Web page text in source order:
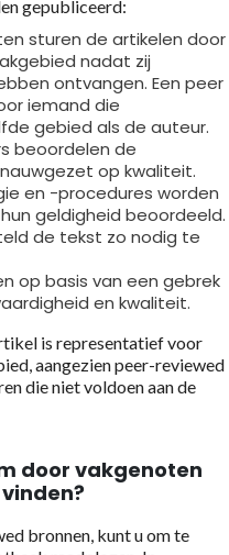
gepubliceerd:
sturen de artikelen door
nadat zij
ontvangen. Een peer
iemand die
gebied als de auteur.
beoordelen de
op kwaliteit.
en -procedures worden
geldigheid beoordeeld.
de tekst zo nodig te
op basis van een gebrek
en kwaliteit.
is representatief voor
aangezien peer-reviewed
die niet voldoen aan de
door vakgenoten
bronnen, kunt u om te